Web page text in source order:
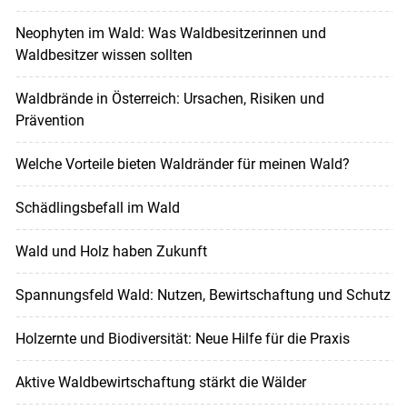
Neophyten im Wald: Was Waldbesitzerinnen und
Waldbesitzer wissen sollten
Waldbrände in Österreich: Ursachen, Risiken und
Prävention
Welche Vorteile bieten Waldränder für meinen Wald?
Schädlingsbefall im Wald
Wald und Holz haben Zukunft
Spannungsfeld Wald: Nutzen, Bewirtschaftung und Schutz
Holzernte und Biodiversität: Neue Hilfe für die Praxis
Aktive Waldbewirtschaftung stärkt die Wälder